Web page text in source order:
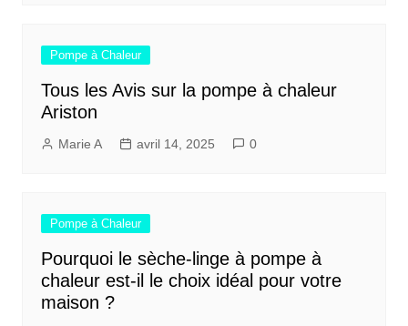
Pompe à Chaleur
Tous les Avis sur la pompe à chaleur
Ariston
Marie A avril 14, 2025 0
Pompe à Chaleur
Pourquoi le sèche-linge à pompe à
chaleur est-il le choix idéal pour votre
maison ?